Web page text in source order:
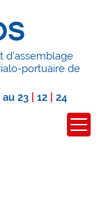
d'assemblage
portuaire de
au 23 12 24